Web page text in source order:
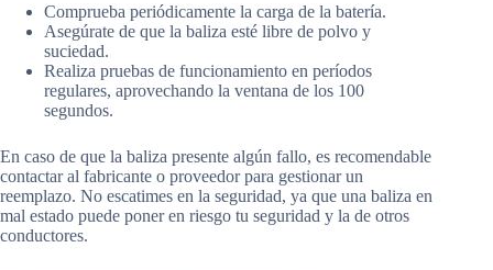
Comprueba periódicamente la carga de la batería.
Asegúrate de que la baliza esté libre de polvo y
suciedad.
Realiza pruebas de funcionamiento en períodos
regulares, aprovechando la ventana de los 100
segundos.
En caso de que la baliza presente algún fallo, es recomendable
contactar al fabricante o proveedor para gestionar un
reemplazo. No escatimes en la seguridad, ya que una baliza en
mal estado puede poner en riesgo tu seguridad y la de otros
conductores.